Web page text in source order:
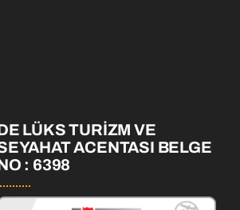
LÜKS TURİZM VE
ACENTASI BELGE
: 6398